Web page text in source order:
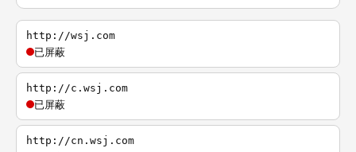
http://wsj.com
已屏蔽
http://c.wsj.com
已屏蔽
http://cn.wsj.com